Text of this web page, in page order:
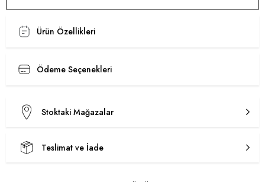
Ürün Özellikleri
Ödeme Seçenekleri
Stoktaki Mağazalar
Teslimat ve İade